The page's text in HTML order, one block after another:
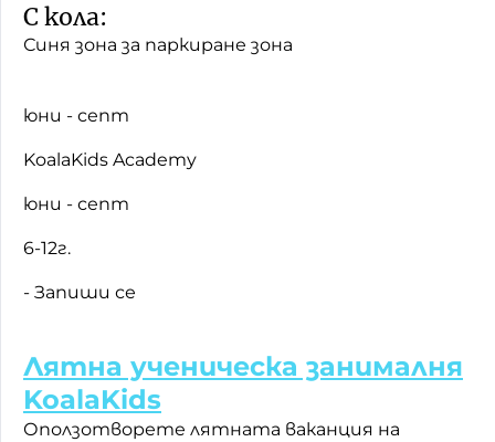
С кола:
Синя зона за паркиране зона
юни - септ
KoalaKids Academy
юни - септ
6-12г.
- Запиши се
Лятна ученическа занималня
KoalaKids
Оползотворете лятната ваканция на